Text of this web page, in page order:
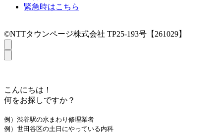
緊急時はこちら
©NTTタウンページ株式会社 TP25-193号【261029】
こんにちは！
何をお探しですか？
例）渋谷駅の水まわり修理業者
例）世田谷区の土日にやっている内科